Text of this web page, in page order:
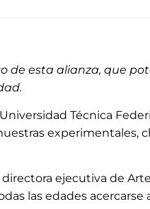
de esta alianza, que
Técnica
experimentales,
ejecutiva de
las edades acercarse